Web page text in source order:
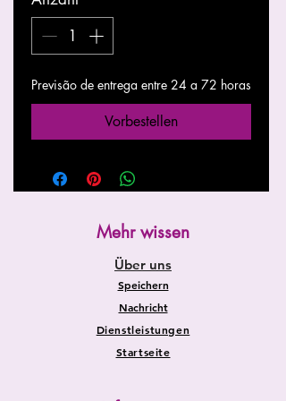
Previsão de entrega entre 24 a 72 horas
Vorbestellen
Mehr wissen
Über uns
Speichern
Nachricht
Dienstleistungen
Startseite